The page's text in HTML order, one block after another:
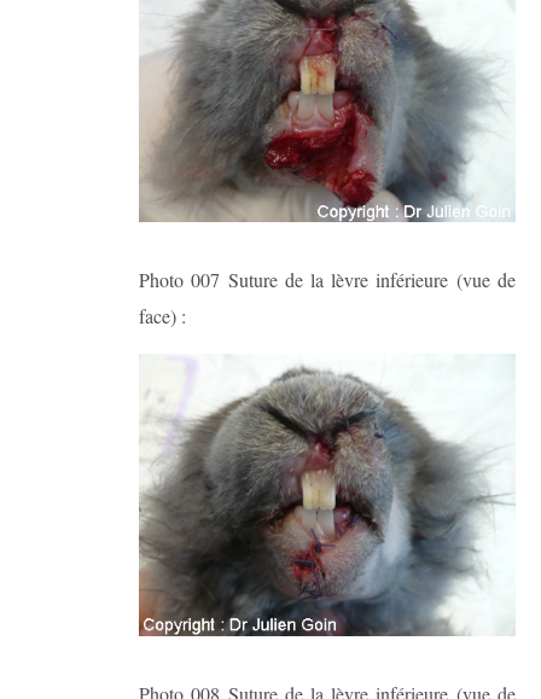
Photo 007 Suture de la lèvre inférieure (vue de
face) :
Photo 008 Suture de la lèvre inférieure (vue de